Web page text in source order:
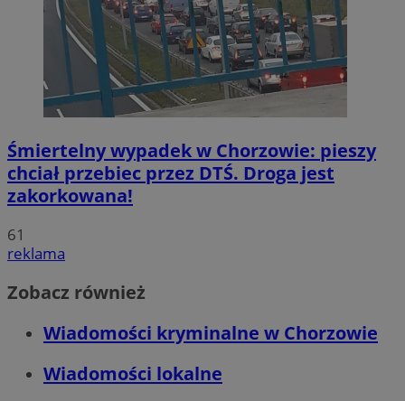
Śmiertelny wypadek w Chorzowie: pieszy
chciał przebiec przez DTŚ. Droga jest
zakorkowana!
61
reklama
Zobacz również
Wiadomości kryminalne w Chorzowie
Wiadomości lokalne